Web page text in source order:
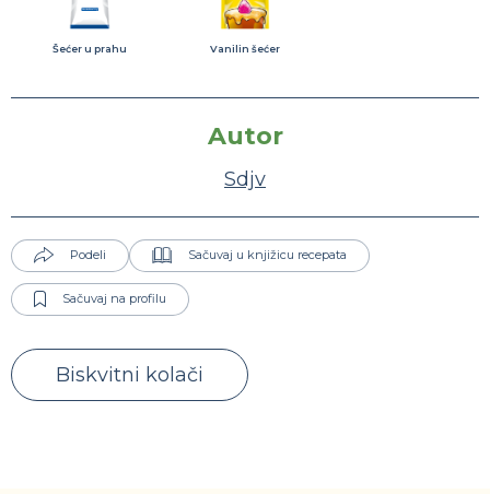
Šećer u prahu Vanilin šećer
Autor
Sdjv
Podeli Sačuvaj u knjižicu recepata
Sačuvaj na profilu
Biskvitni kolači